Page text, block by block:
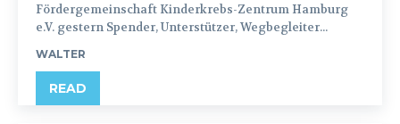
Fördergemeinschaft Kinderkrebs-Zentrum Hamburg
e.V. gestern Spender, Unterstützer, Wegbegleiter...
WALTER
READ